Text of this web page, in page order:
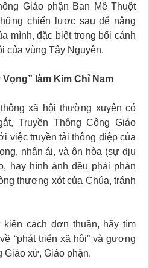
Giáo phận Ban Mê Thuột
chiến lược sau để nâng
mình, đặc biệt trong bối cảnh
của vùng Tây Nguyên.
làm Kim Chỉ Nam
xã hội thường xuyên có
Truyền Thông Công Giáo
việc truyền tải thông điệp của
nhân ái, và ôn hòa (sự dịu
hay hình ảnh đều phải phản
thương xót của Chúa, tránh
cách đơn thuần, hãy tìm
“phát triển xã hội” và gương
Giáo xứ, Giáo phận.